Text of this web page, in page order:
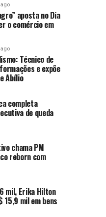
aposta no Dia
o comércio em
Técnico de
e expõe
Abílio
completa
de queda
chama PM
reborn com
mil, Erika Hilton
15,9 mil em bens